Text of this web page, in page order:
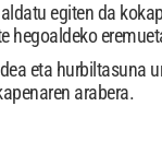
egiten da
hegoaldeko
eta hurbiltasuna
arabera.